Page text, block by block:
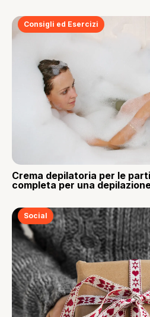
Consigli ed Esercizi
Crema depilatoria per le
completa per una
Social